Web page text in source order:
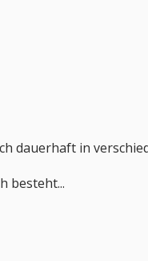
dauerhaft in
besteht...